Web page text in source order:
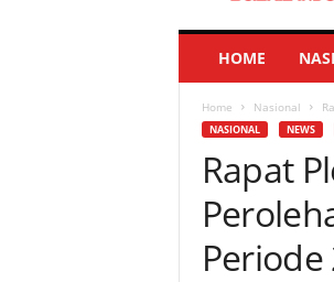
HOME
Home Nasional
NASIONAL NEWS
Rapat
Periode